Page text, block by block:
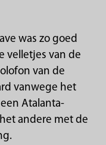
was zo goed
velletjes van de
van de
vanwege het
Atalanta-
andere met de